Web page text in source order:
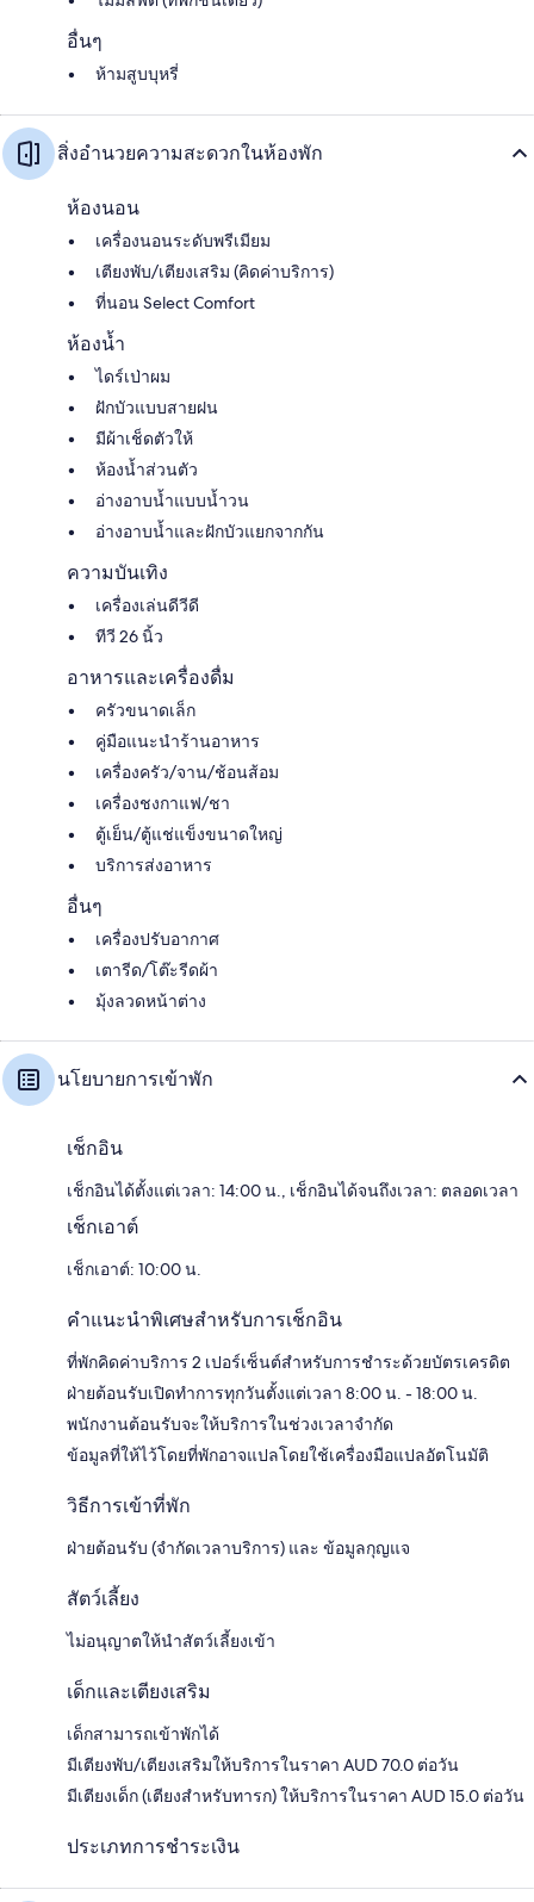
อื่นๆ
ห้ามสูบบุหรี่
สิ่งอำนวยความสะดวกในห้องพัก
ห้องนอน
เครื่องนอนระดับพรีเมียม
เตียงพับ/เตียงเสริม (คิดค่าบริการ)
ที่นอน Select Comfort
ห้องน้ำ
ไดร์เป่าผม
ฝักบัวแบบสายฝน
มีผ้าเช็ดตัวให้
ห้องน้ำส่วนตัว
อ่างอาบน้ำแบบน้ำวน
อ่างอาบน้ำและฝักบัวแยกจากกัน
ความบันเทิง
เครื่องเล่นดีวีดี
ทีวี 26 นิ้ว
อาหารและเครื่องดื่ม
ครัวขนาดเล็ก
คู่มือแนะนำร้านอาหาร
เครื่องครัว/จาน/ช้อนส้อม
เครื่องชงกาแฟ/ชา
ตู้เย็น/ตู้แช่แข็งขนาดใหญ่
บริการส่งอาหาร
อื่นๆ
เครื่องปรับอากาศ
เตารีด/โต๊ะรีดผ้า
มุ้งลวดหน้าต่าง
นโยบายการเข้าพัก
เช็กอิน
เช็กอินได้ตั้งแต่เวลา: 14:00 น., เช็กอินได้จนถึงเวลา: ตลอดเวลา
เช็กเอาต์
เช็กเอาต์: 10:00 น.
คำแนะนำพิเศษสำหรับการเช็กอิน
ที่พักคิดค่าบริการ 2 เปอร์เซ็นต์สำหรับการชำระด้วยบัตรเครดิต
ฝ่ายต้อนรับเปิดทำการทุกวันตั้งแต่เวลา 8:00 น. - 18:00 น.
พนักงานต้อนรับจะให้บริการในช่วงเวลาจำกัด
ข้อมูลที่ให้ไว้โดยที่พักอาจแปลโดยใช้เครื่องมือแปลอัตโนมัติ
วิธีการเข้าที่พัก
ฝ่ายต้อนรับ (จำกัดเวลาบริการ) และ ข้อมูลกุญแจ
สัตว์เลี้ยง
ไม่อนุญาตให้นำสัตว์เลี้ยงเข้า
เด็กและเตียงเสริม
เด็กสามารถเข้าพักได้
มีเตียงพับ/เตียงเสริมให้บริการในราคา AUD 70.0 ต่อวัน
มีเตียงเด็ก (เตียงสำหรับทารก) ให้บริการในราคา AUD 15.0 ต่อวัน
ประเภทการชำระเงิน